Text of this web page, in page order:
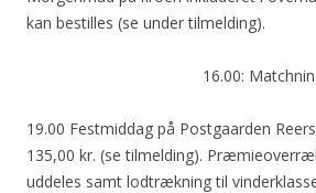
kan bestilles (se under tilmelding).
16.00: Matchning i
19.00 Festmiddag på Postgaarden
135,00 kr. (se tilmelding).
uddeles samt lodtrækning til